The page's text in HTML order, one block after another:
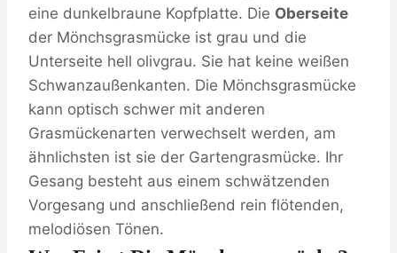
eine dunkelbraune Kopfplatte. Die Oberseite
der Mönchsgrasmücke ist grau und die
Unterseite hell olivgrau. Sie hat keine weißen
Schwanzaußenkanten. Die Mönchsgrasmücke
kann optisch schwer mit anderen
Grasmückenarten verwechselt werden, am
ähnlichsten ist sie der Gartengrasmücke. Ihr
Gesang besteht aus einem schwätzenden
Vorgesang und anschließend rein flötenden,
melodiösen Tönen.